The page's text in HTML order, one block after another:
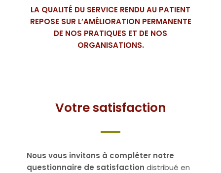
LA QUALITÉ DU SERVICE RENDU AU PATIENT
REPOSE SUR L’AMÉLIORATION PERMANENTE
DE NOS PRATIQUES ET DE NOS
ORGANISATIONS.
Votre satisfaction
Nous vous invitons à compléter notre
questionnaire de satisfaction distribué en